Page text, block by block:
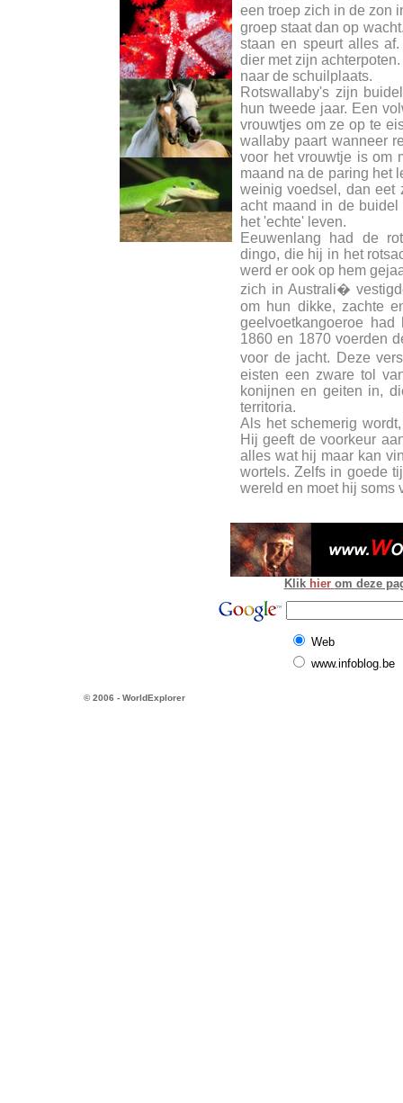
een troep zich in de zon
groep staat dan op
staan en speurt alles
dier met zijn
naar de schuilplaats.
Rotswallaby's zijn
hun tweede jaar. Een
vrouwtjes om ze op te
wallaby paart wanneer
voor het vrouwtje is om
maand na de paring het
weinig voedsel, dan eet
acht maand in de
het 'echte' leven.
Eeuwenlang had de
dingo, die hij in het
werd er ook op hem
zich in Australi�
om hun dikke, zachte
geelvoetkangoeroe
1860 en 1870 voerden
voor de jacht. Deze
eisten een zware tol
konijnen en geiten in,
territoria.
Als het schemerig
Hij geeft de voorkeur
alles wat hij maar kan
wortels. Zelfs in goede
wereld en moet hij soms
Klik hier om deze
Web
www.infoblog.be
© 2006 - WorldExplorer